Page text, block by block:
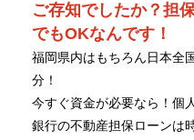
ご存知でしたか？担
でもOKなんです！
福岡県内はもちろん日本全
分！
今すぐ資金が必要なら！個
銀行の不動産担保ローンは